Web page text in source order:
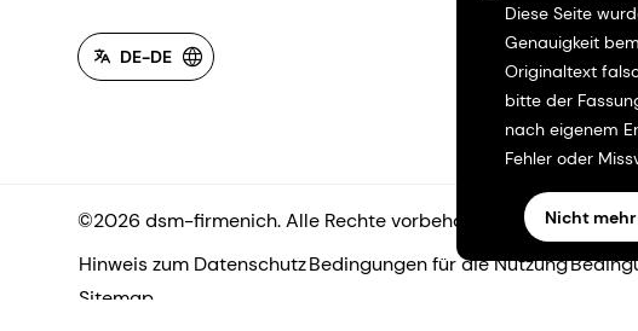
Diese Seite
Genauigkeit
Originaltext
bitte der
nach eigenem
Fehler oder
Nicht
DE-DE
©2026 dsm-firmenich. Alle Rechte vorbehalten.
Hinweis zum DatenschutzBedingungen für die Nutzung
Sitemap